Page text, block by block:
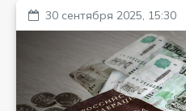
30 сентября 2025, 15:30